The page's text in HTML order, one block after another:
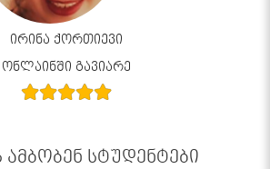
ირინა ქორთიევი
ონლაინში გავიარე
ამბობენ სტუდენტები